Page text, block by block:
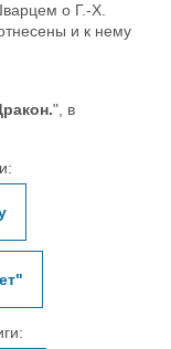
о Г.-Х.
и к нему
", в